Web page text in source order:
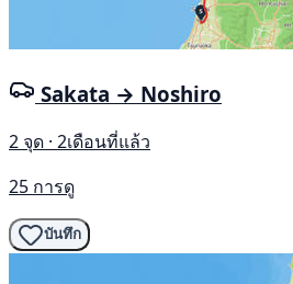
Sakata → Noshiro
2 จุด · 2เดือนที่แล้ว
25 การดู
บันทึก